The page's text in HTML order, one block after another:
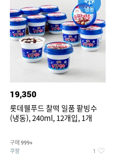
19,350
롯데웰푸드 찰떡 일품 팥빙수
(냉동), 240ml, 12개입, 1개
구매 999+
쿠팡 1